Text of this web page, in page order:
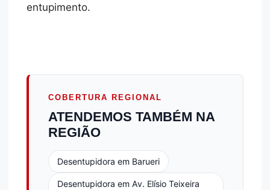
entupimento.
COBERTURA REGIONAL
ATENDEMOS TAMBÉM NA
REGIÃO
Desentupidora em Barueri
Desentupidora em Av. Elísio Teixeira